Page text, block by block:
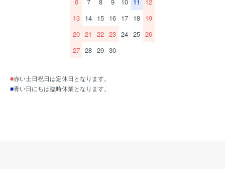
13 14 15 16 17 18 19
20 21 22 23 24 25 26
27 28 29 30
■赤い土日祝日は定休日となります。
■青い日にちは臨時休業となります。